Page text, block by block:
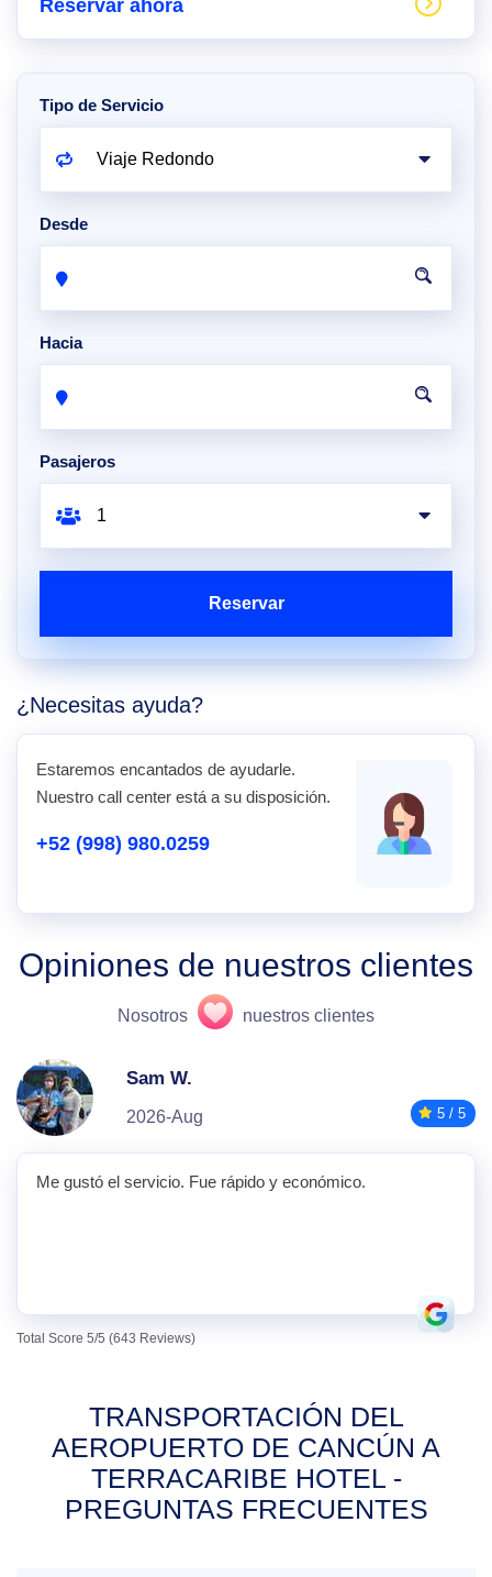
Reservar ahora
Tipo de Servicio
Desde
Hacia
Pasajeros
Reservar
¿Necesitas ayuda?
Estaremos encantados de ayudarle.
Nuestro call center está a su disposición.
+52 (998) 980.0259
Opiniones de nuestros clientes
Nosotros nuestros clientes
Sam W.
2026-Aug 5 / 5
Me gustó el servicio. Fue rápido y económico.
Total Score 5/5 (643 Reviews)
TRANSPORTACIÓN DEL
AEROPUERTO DE CANCÚN A
TERRACARIBE HOTEL -
PREGUNTAS FRECUENTES